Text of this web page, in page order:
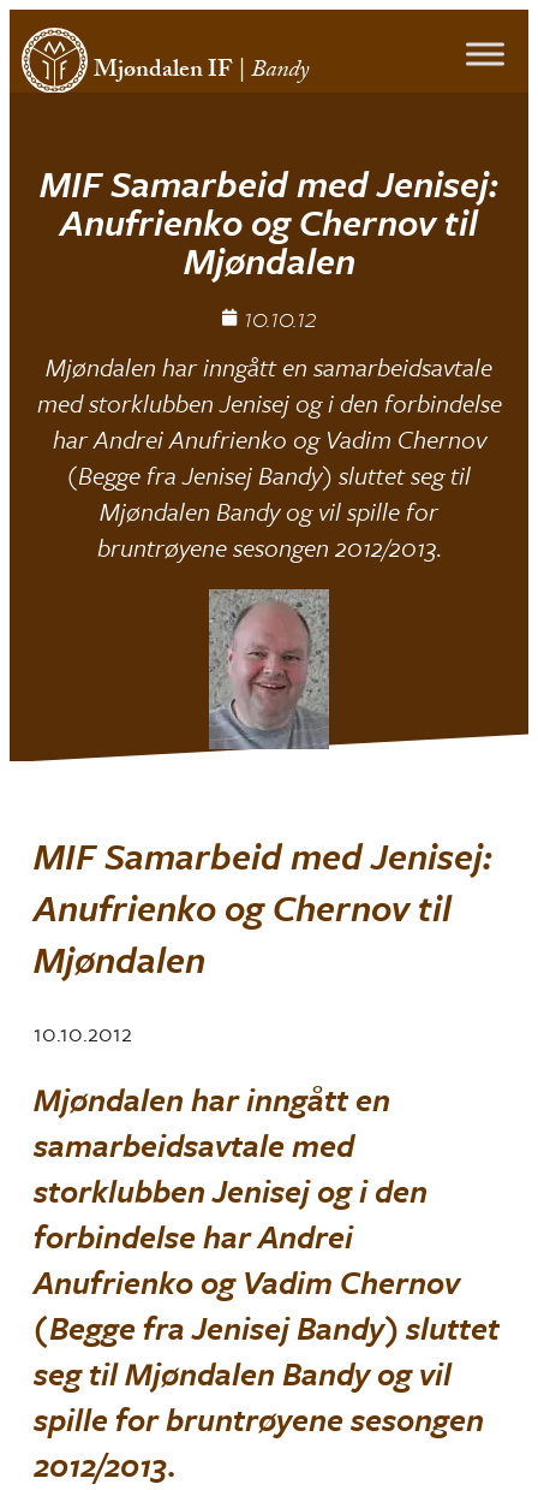
Mjøndalen IF|Bandy
MIF Samarbeid med Jenisej:
Anufrienko og Chernov til
Mjøndalen
10.10.12
Mjøndalen har inngått en samarbeidsavtale
med storklubben Jenisej og i den forbindelse
har Andrei Anufrienko og Vadim Chernov
(Begge fra Jenisej Bandy) sluttet seg til
Mjøndalen Bandy og vil spille for
bruntrøyene sesongen 2012/2013.
MIF Samarbeid med Jenisej:
Anufrienko og Chernov til
Mjøndalen
10.10.2012
Mjøndalen har inngått en
samarbeidsavtale med
storklubben Jenisej og i den
forbindelse har Andrei
Anufrienko og Vadim Chernov
(Begge fra Jenisej Bandy) sluttet
seg til Mjøndalen Bandy og vil
spille for bruntrøyene sesongen
2012/2013.